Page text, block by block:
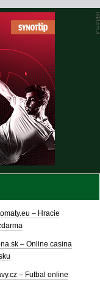
– Hracie
– Online casina
– Futbal online